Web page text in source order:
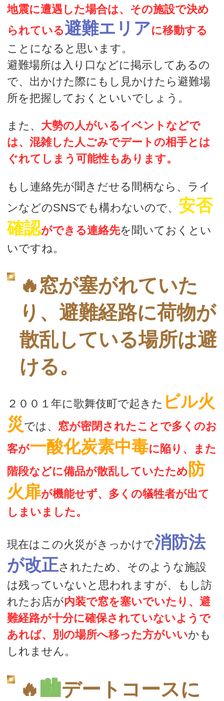
地震に遭遇した場合は、その施設で決め
られている避難エリアに移動する
ことになると思います。
避難場所は入り口などに掲示してあるの
で、出かけた際にもし見かけたら避難場
所を把握しておくといいでしょう。
また、 大勢の人がいるイベントなどで
は、混雑した人ごみでデートの相手とは
ぐれてしまう可能性もあります。
もし連絡先が聞きだせる間柄なら、ライ
ンなどのSNSでも構わないので、 安否
確認ができる連絡先を聞いておくとい
いですね。
🔥窓が塞がれていた
り、避難経路に荷物が
散乱している場所は避
ける。
２００１年に歌舞伎町で起きた ビル火
災 では、 窓が密閉されたことで多くのお
客が一酸化炭素中毒に陥り、また
階段などに備品が散乱していたため 防
火扉が機能せず、多くの犠牲者が出て
しまいました。
現在はこの火災がきっかけで消防法
が改正されたため、そのような施設
は残っていないと思われますが、もし訪
れたお店が内装で窓を塞いでいたり、避
難経路が十分に確保されていないようで
あれば、別の場所へ移った方がいいかも
しれません。
🔥 🏙デートコースに